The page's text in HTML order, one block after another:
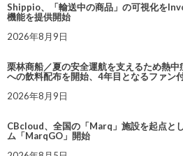
Shippio、「輸送中の商品」の可視化を
機能を提供開始
2026年8月9日
栗林商船／夏の安全運航を支えるため熱
への飲料配布を開始、4年目となるファン
2026年8月9日
CBcloud、全国の「Marq」施設を起点と
ム「MarqGO」開始